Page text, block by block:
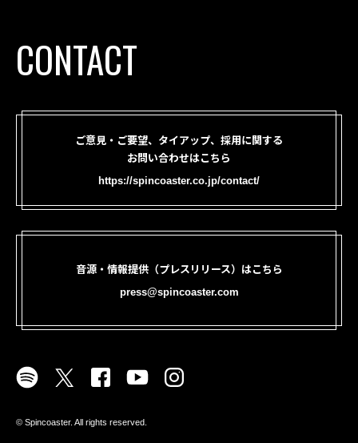
CONTACT
ご意見・ご要望、タイアップ、採用に関する
お問い合わせはこちら
https://spincoaster.co.jp/contact/
音源・情報提供（プレスリリース）はこちら
press@spincoaster.com
©︎ Spincoaster. All rights reserved.